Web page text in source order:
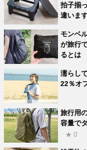
拍子揃
違いま
モンベ
が旅行
るとは
濡らし
22％オ
旅行用
容量で
★ 0